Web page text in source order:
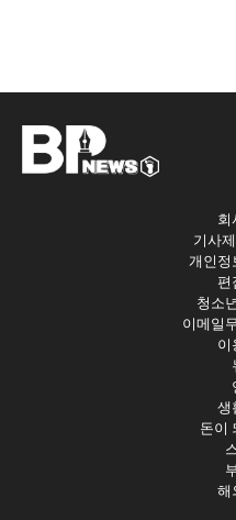
회
기사
개인정
편
청소
이메일
이
생
돈이
해